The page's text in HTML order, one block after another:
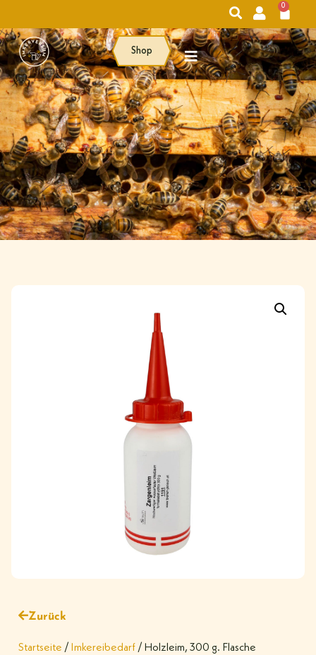
0
Shop
Zurück
Startseite / Imkereibedarf / Holzleim, 300 g. Flasche